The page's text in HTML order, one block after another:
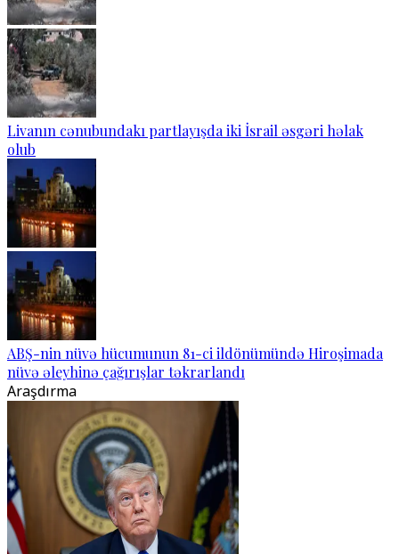
Livanın cənubundakı partlayışda iki İsrail əsgəri həlak
olub
ABŞ-nin nüvə hücumunun 81-ci ildönümündə Hiroşimada
nüvə əleyhinə çağırışlar təkrarlandı
Araşdırma